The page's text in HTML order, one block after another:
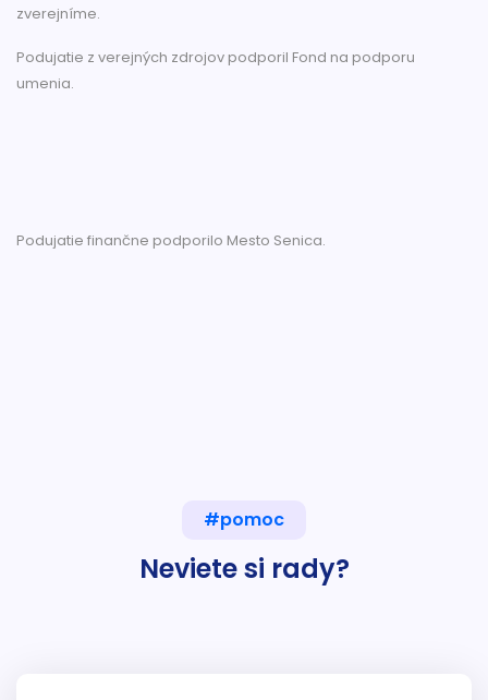
zverejníme.
Podujatie z verejných zdrojov podporil Fond na podporu
umenia.
Podujatie finančne podporilo Mesto Senica.
#pomoc
Neviete si rady?